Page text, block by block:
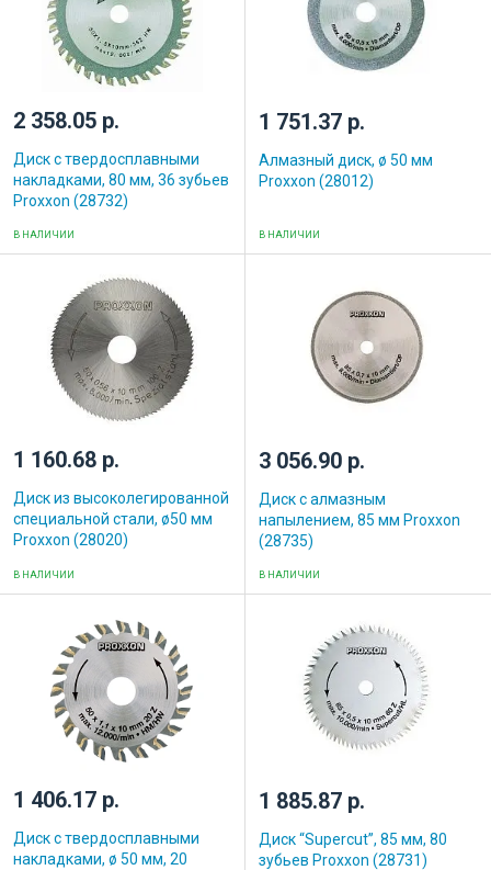
2 358.05 р.
Диск с твердосплавными
накладками, 80 мм, 36 зубьев
Proxxon (28732)
В НАЛИЧИИ
1 751.37 р.
Алмазный диск, ø 50 мм
Proxxon (28012)
В НАЛИЧИИ
1 160.68 р.
Диск из высоколегированной
специальной стали, ø50 мм
Proxxon (28020)
В НАЛИЧИИ
3 056.90 р.
Диск с алмазным
напылением, 85 мм Proxxon
(28735)
В НАЛИЧИИ
1 406.17 р.
Диск с твердосплавными
накладками, ø 50 мм, 20
1 885.87 р.
Диск “Supercut”, 85 мм, 80
зубьев Proxxon (28731)